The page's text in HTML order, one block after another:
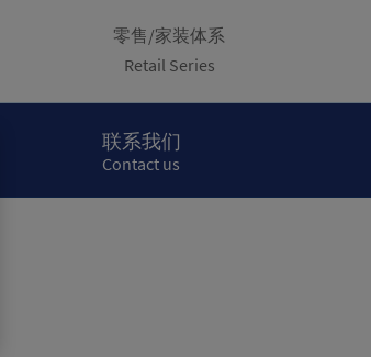
零售/家装体系
Retail Series
联系我们
Contact us